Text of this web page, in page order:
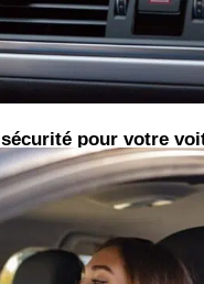
sécurité pour votre